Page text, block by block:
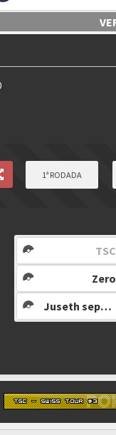
Swiss Tour
clicando aqui
1ª RODADA
TSC
Zero
Juseth sepulveda